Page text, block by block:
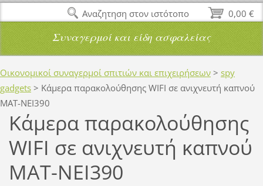
Συναγερμοί και είδη ασφαλείας
Οικονομικοί συναγερμοί σπιτιών και επιχειρήσεων > spy
gadgets > Κάμερα παρακολούθησης WIFI σε ανιχνευτή καπνού
MAT-NEI390
Κάμερα παρακολούθησης
WIFI σε ανιχνευτή καπνού
MAT-NEI390
0,00 €
Αναζητηση στον ιστότοπο